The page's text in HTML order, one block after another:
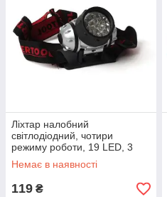
Ліхтар налобний
світлодіодний, чотири
режиму роботи, 19 LED, 3
батарейки ААА. INTERTOOL
LB-0301
Немає в наявності
119 ₴